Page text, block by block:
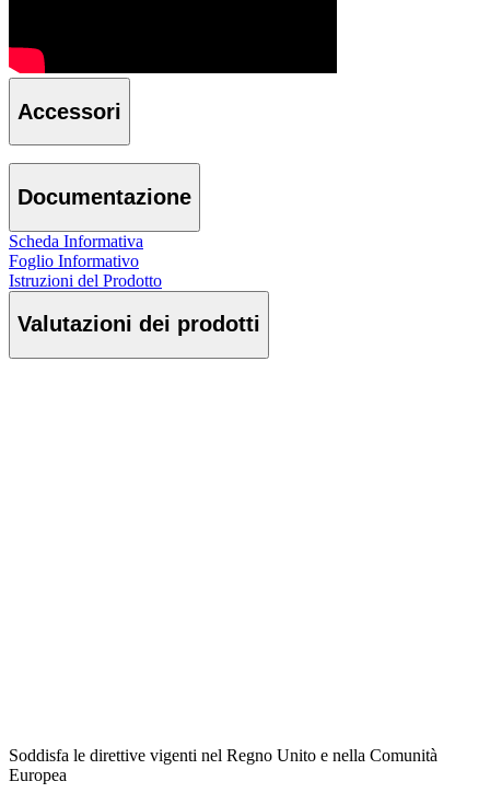
Accessori
Documentazione
Scheda Informativa
Foglio Informativo
Istruzioni del Prodotto
Valutazioni dei prodotti
Soddisfa le direttive vigenti nel Regno Unito e nella Comunità
Europea